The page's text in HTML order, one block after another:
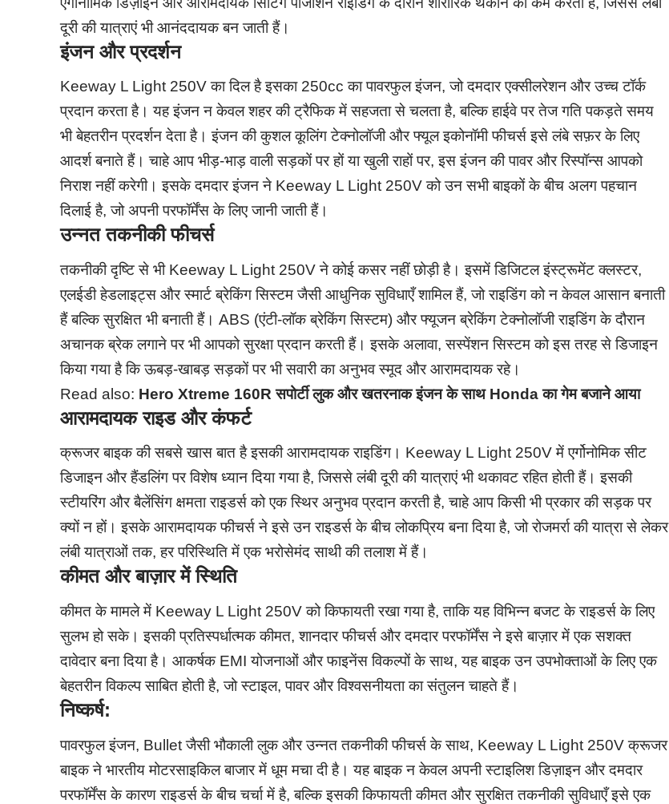
दूरी की यात्राएं भी आनंददायक बन जाती हैं।
इंजन और प्रदर्शन
Keeway L Light 250V का दिल है इसका 250cc का पावरफुल इंजन, जो दमदार एक्सीलरेशन और उच्च टॉर्क
प्रदान करता है। यह इंजन न केवल शहर की ट्रैफिक में सहजता से चलता है, बल्कि हाईवे पर तेज गति पकड़ते समय
भी बेहतरीन प्रदर्शन देता है। इंजन की कुशल कूलिंग टेक्नोलॉजी और फ्यूल इकोनॉमी फीचर्स इसे लंबे सफ़र के लिए
आदर्श बनाते हैं। चाहे आप भीड़-भाड़ वाली सड़कों पर हों या खुली राहों पर, इस इंजन की पावर और रिस्पॉन्स आपको
निराश नहीं करेगी। इसके दमदार इंजन ने Keeway L Light 250V को उन सभी बाइकों के बीच अलग पहचान
दिलाई है, जो अपनी परफॉर्मेंस के लिए जानी जाती हैं।
उन्नत तकनीकी फीचर्स
तकनीकी दृष्टि से भी Keeway L Light 250V ने कोई कसर नहीं छोड़ी है। इसमें डिजिटल इंस्ट्रूमेंट क्लस्टर,
एलईडी हेडलाइट्स और स्मार्ट ब्रेकिंग सिस्टम जैसी आधुनिक सुविधाएँ शामिल हैं, जो राइडिंग को न केवल आसान बनाती
हैं बल्कि सुरक्षित भी बनाती हैं। ABS (एंटी-लॉक ब्रेकिंग सिस्टम) और फ्यूजन ब्रेकिंग टेक्नोलॉजी राइडिंग के दौरान
अचानक ब्रेक लगाने पर भी आपको सुरक्षा प्रदान करती हैं। इसके अलावा, सस्पेंशन सिस्टम को इस तरह से डिजाइन
किया गया है कि ऊबड़-खाबड़ सड़कों पर भी सवारी का अनुभव स्मूद और आरामदायक रहे।
Read also: Hero Xtreme 160R सपोर्टी लुक और खतरनाक इंजन के साथ Honda का गेम बजाने आया
आरामदायक राइड और कंफर्ट
क्रूजर बाइक की सबसे खास बात है इसकी आरामदायक राइडिंग। Keeway L Light 250V में एर्गोनोमिक सीट
डिजाइन और हैंडलिंग पर विशेष ध्यान दिया गया है, जिससे लंबी दूरी की यात्राएं भी थकावट रहित होती हैं। इसकी
स्टीयरिंग और बैलेंसिंग क्षमता राइडर्स को एक स्थिर अनुभव प्रदान करती है, चाहे आप किसी भी प्रकार की सड़क पर
क्यों न हों। इसके आरामदायक फीचर्स ने इसे उन राइडर्स के बीच लोकप्रिय बना दिया है, जो रोजमर्रा की यात्रा से लेकर
लंबी यात्राओं तक, हर परिस्थिति में एक भरोसेमंद साथी की तलाश में हैं।
कीमत और बाज़ार में स्थिति
कीमत के मामले में Keeway L Light 250V को किफायती रखा गया है, ताकि यह विभिन्न बजट के राइडर्स के लिए
सुलभ हो सके। इसकी प्रतिस्पर्धात्मक कीमत, शानदार फीचर्स और दमदार परफॉर्मेंस ने इसे बाज़ार में एक सशक्त
दावेदार बना दिया है। आकर्षक EMI योजनाओं और फाइनेंस विकल्पों के साथ, यह बाइक उन उपभोक्ताओं के लिए एक
बेहतरीन विकल्प साबित होती है, जो स्टाइल, पावर और विश्वसनीयता का संतुलन चाहते हैं।
निष्कर्ष:
पावरफुल इंजन, Bullet जैसी भौकाली लुक और उन्नत तकनीकी फीचर्स के साथ, Keeway L Light 250V क्रूजर
बाइक ने भारतीय मोटरसाइकिल बाजार में धूम मचा दी है। यह बाइक न केवल अपनी स्टाइलिश डिज़ाइन और दमदार
परफॉर्मेंस के कारण राइडर्स के बीच चर्चा में है, बल्कि इसकी किफायती कीमत और सुरक्षित तकनीकी सुविधाएँ इसे एक